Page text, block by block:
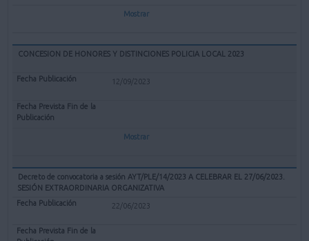
Mostrar
CONCESION DE HONORES Y DISTINCIONES POLICIA LOCAL 2023
12/09/2023
Mostrar
Decreto de convocatoria a sesión AYT/PLE/14/2023 A CELEBRAR EL 27/06/2023.
SESIÓN EXTRAORDINARIA ORGANIZATIVA
22/06/2023